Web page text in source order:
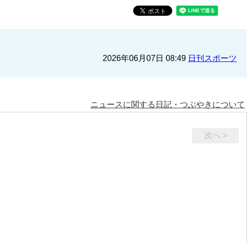
2026年06月07日 08:49 日刊スポーツ
ニュースに関する日記・つぶやきについて
次へ >